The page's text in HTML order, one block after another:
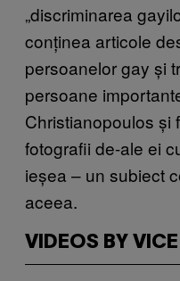
„discriminarea
conținea articole
persoanelor gay și
persoane
Christianopoulos și
fotografii de-ale ei
ieșea – un subiect
aceea.
VIDEOS BY VICE